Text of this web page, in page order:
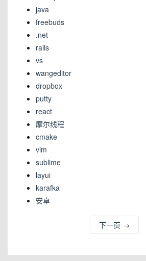
java
freebuds
.net
rails
vs
wangeditor
dropbox
putty
react
摩尔线程
cmake
vim
sublime
layui
karafka
安卓
下一页 →